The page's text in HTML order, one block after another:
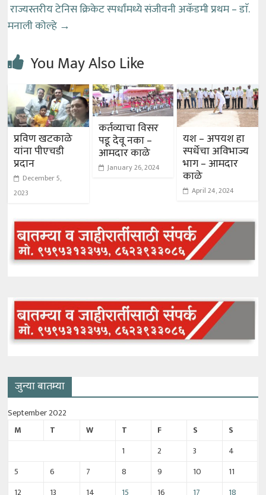
राज्यस्तरीय टेनिस क्रिकेट स्पर्धांमध्ये संजीवनी अकॅडमी प्रथम – डाॅ.
मनाली कोल्हे →
You May Also Like
प्रविण खटकाळे
यांना पीएचडी
प्रदान
December 5,
2023
कर्तव्याचा विसर
पडू देवू नका –
आमदार काळे
January 26, 2024
यश – अपयश हा
स्पर्धेचा अविभाज्य
भाग – आमदार
काळे
April 24, 2024
जुन्या बातम्या
September 2022
M
T W T F S
S
1
2 3
4
5
6 7 8 9 10
11